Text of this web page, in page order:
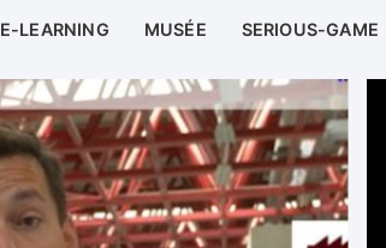
E-LEARNING MUSÉE SERIOUS-GAME